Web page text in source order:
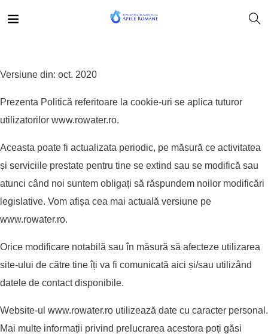
Versiune din: oct. 2020
Prezenta Politică referitoare la cookie-uri se aplica tuturor
utilizatorilor www.rowater.ro.
Aceasta poate fi actualizata periodic, pe măsură ce activitatea
și serviciile prestate pentru tine se extind sau se modifică sau
atunci când noi suntem obligați să răspundem noilor modificări
legislative. Vom afișa cea mai actuală versiune pe
www.rowater.ro.
Orice modificare notabilă sau în măsură să afecteze utilizarea
site-ului de către tine îți va fi comunicată aici și/sau utilizând
datele de contact disponibile.
Website-ul www.rowater.ro utilizează date cu caracter personal.
Mai multe informații privind prelucrarea acestora poți găsi